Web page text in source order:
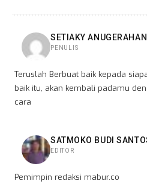
SETIAKY
PENULIS
Teruslah Berbuat baik kepada
baik itu, akan kembali padamu
cara
SATMOKO BUDI
EDITOR
Pemimpin redaksi mabur.co